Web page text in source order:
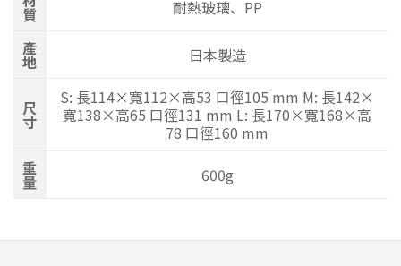
質
耐熱玻璃、PP
產
地 日本製造
尺
寸
S: 長114×寬112×高53 口徑105 mm M: 長142×
寬138×高65 口徑131 mm L: 長170×寬168×高
78 口徑160 mm
重
量 600g